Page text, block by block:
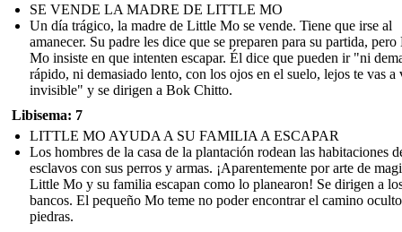
SE VENDE LA MADRE DE LITTLE MO
Un día trágico, la madre de Little Mo se vende. Tiene que irse al
amanecer. Su padre les dice que se preparen para su partida,
Mo insiste en que intenten escapar. Él dice que pueden ir "ni
rápido, ni demasiado lento, con los ojos en el suelo, lejos te vas a
invisible" y se dirigen a Bok Chitto.
Libisema: 7
LITTLE MO AYUDA A SU FAMILIA A ESCAPAR
Los hombres de la casa de la plantación rodean las habitaciones
esclavos con sus perros y armas. ¡Aparentemente por arte de
Little Mo y su familia escapan como lo planearon! Se dirigen a
bancos. El pequeño Mo teme no poder encontrar el camino
piedras.